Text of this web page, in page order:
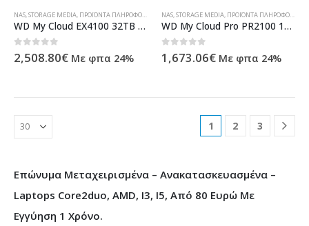
NAS,STORAGE MEDIA, ΠΡΟΪΌΝΤΑ ΠΛΗΡΟΦΟΡΙΚΉΣ - ΚΙΝΗΤΉΣ ΤΗΛΕΦΩΝΊΑΣ - ΗΛΕΚΤΡΟΝΙΚΆ
WD My Cloud EX4100 32TB NAS incl WD Red drives WDBWZE0320KBK-EESN
0out of 5
2,508.80€ Με φπα 24%
NAS,STORAGE MEDIA, ΠΡΟΪΌΝΤΑ ΠΛΗΡΟΦΟΡΙΚΉΣ - ΚΙΝΗΤΉΣ ΤΗΛΕΦΩΝΊΑΣ - ΗΛΕΚΤΡΟΝΙΚΆ
WD My Cloud Pro PR2100 16TB 2Bay NAS 2xHDD QuadCore WDBBCL0160JBK-EESN
0 out of 5
1,673.06€ Με φπα 24%
1 2 3
Επώνυμα Μεταχειρισμένα – Ανακατασκευασμένα –
Laptops Core2duo, AMD, I3, I5, Από 80 Ευρώ Με
Εγγύηση 1 Χρόνο.